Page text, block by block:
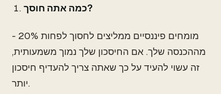
כמה אתה חוסך?
- מומחים פיננסיים ממליצים לחסוך לפחות 20%
מההכנסה שלך. אם החיסכון שלך נמוך משמעותית,
זה עשוי להעיד על כך שאתה צריך להעדיף חיסכון
יותר.